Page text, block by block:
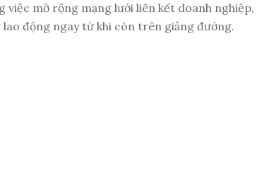
mở rộng mạng lưới liên kết doanh
động ngay từ khi còn trên giảng đường.